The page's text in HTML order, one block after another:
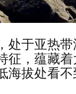
处于亚热
征，蕴藏
海拔处看